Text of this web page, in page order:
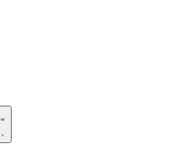
Открыть меню